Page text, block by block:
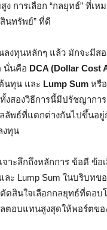
ง การเลือก “กลยุทธ์” ที่เห
นทรัพย์” ที่ดี
ลงทุนหลักๆ แล้ว มักจะมีส
นั่นคือ DCA (Dollar Cost
นทุน และ Lump Sum หรื
ทั้งสองวิธีการนี้มีปรัชญากา
ลัพธ์ที่แตกต่างกันไปขึ้นอ
งทุน
าะลึกถึงหลักการ ข้อดี ข้อ
ละ Lump Sum ในบริบทข
ดสินใจเลือกกลยุทธ์ที่ตอบ
ลตอบแทนสูงสุดให้พอร์ตข